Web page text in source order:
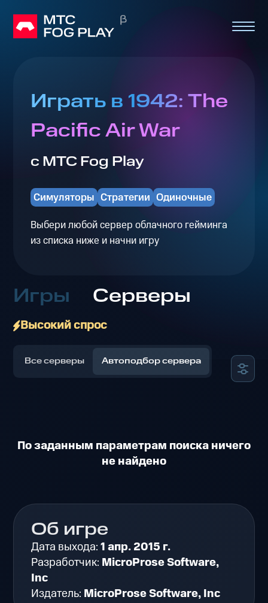
Играть в 1942: The
Pacific Air War
с МТС Fog Play
Симуляторы Стратегии Одиночные
Выбери любой сервер облачного гейминга
из списка ниже и начни игру
Игры Серверы
Высокий спрос
Все серверы Автоподбор сервера
По заданным параметрам поиска ничего
не найдено
Об игре
Дата выхода:1 апр. 2015 г.
Разработчик: MicroProse Software,
Inc
Издатель: MicroProse Software, Inc